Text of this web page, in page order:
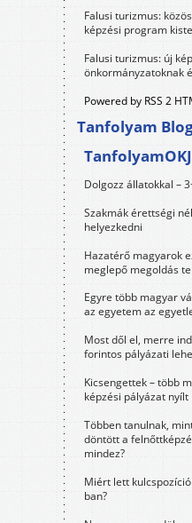
Falusi turizmus:
képzési program
Falusi turizmus: új
önkormányzatoknak
Powered by RSS 2
Tanfolyam
Dolgozz állatokkal –
Szakmák érettségi
helyezkedni
Hazatérő magyarok
meglepő megoldás
Egyre több magyar
az egyetem az
Most dől el, merre
forintos pályázati
Kicsengettek – több
képzési pályázat
Többen tanulnak,
döntött a
mindez?
Miért lett
ban?